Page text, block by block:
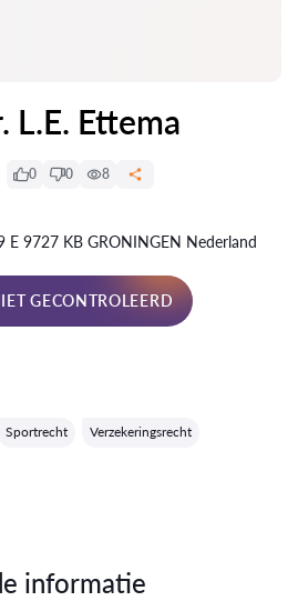
L.E. Ettema
0 0 8
E 9727 KB GRONINGEN Nederland
GECONTROLEERD
Sportrecht Verzekeringsrecht
informatie